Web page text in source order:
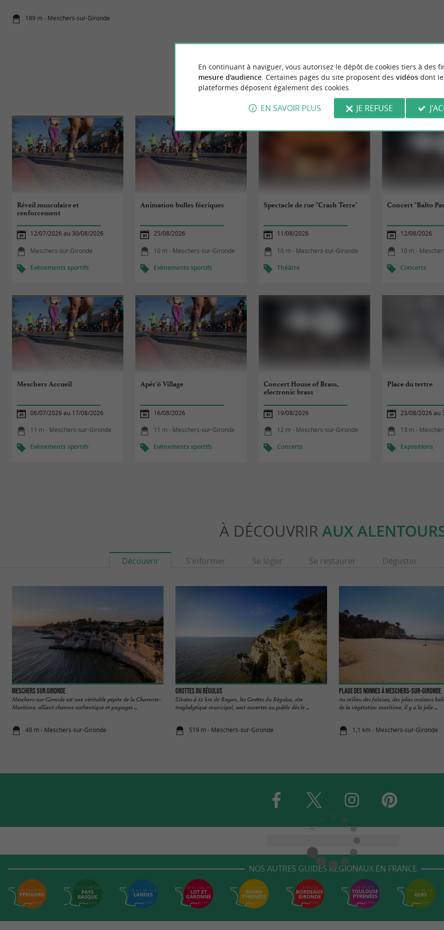
189 m - Meschers-sur-Gironde
ÉVÈNEMENTSÀ MESCHERS-SUR-
Réveil musculaire et
renforcement
12/07/2026 au 30/08/2026
Meschers-sur-Gironde
Evènements sportifs
Animation bulles féeriques
25/08/2026
10 m - Meschers-sur-Gironde
Evènements sportifs
Spectacle de rue "Crash Terre"
11/08/2026
10 m - Meschers-sur-Gironde
Théâtre
Concert "Balto
12/08/2026
10 m -
Concerts
Meschers Accueil
06/07/2026 au 17/08/2026
11 m - Meschers-sur-Gironde
Evènements sportifs
Apér'ô Village
16/08/2026
11 m - Meschers-sur-Gironde
Evènements sportifs
Concert House of Brass,
electronic brass
19/08/2026
12 m - Meschers-sur-Gironde
Concerts
Place du tertre
23/08/2026 au
13 m -
Expositions
À DÉCOUVRIR AUX
Découvrir S'informer Se loger Se restaurer Déguster
Meschers sur Gironde
Meschers-sur-Gironde est une véritable pépite de la Charente-
Maritime, alliant charme authentique et paysages ...
48 m - Meschers-sur-Gironde
Grottes du Régulus
Situées à 12 km de Royan, les Grottes du Régulus, site
troglodytique municipal, sont ouvertes au public dès le ...
519 m - Meschers-sur-Gironde
Plage des Nonnes à Meschers-sur-Gironde
Au milieu des falaises, des jolies maisons
de la végétation maritime, il y a la jolie ...
1,1 km - Meschers-sur-Gironde
NOS AUTRES GUIDES RÉGIONAUX EN FRANCE
En continuant à naviguer, vous autorisez le dépôt de cookies tiers à des
mesure d'audience. Certaines pages du site proposent des vidéosdont
plateformes déposent également des cookies.
EN SAVOIR PLUS JE REFUSE